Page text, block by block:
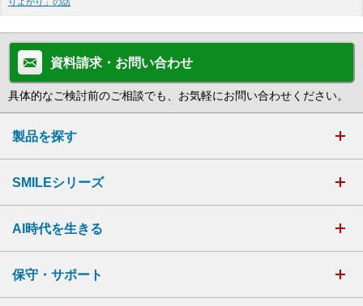
資料請求・お問い合わせ
具体的なご検討前のご相談でも、お気軽にお問い合わせください。
製品を探す
SMILEシリーズ
AI時代を生きる
保守・サポート